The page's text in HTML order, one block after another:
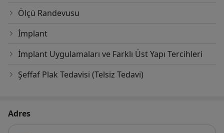
Ölçü Randevusu
İmplant
İmplant Uygulamaları ve Farklı Üst Yapı Tercihleri
Şeffaf Plak Tedavisi (Telsiz Tedavi)
Adres